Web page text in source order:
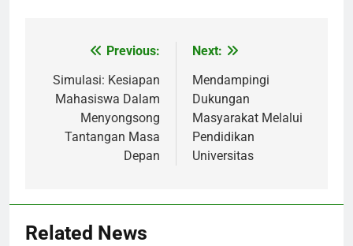
navigation
Previous:
Simulasi: Kesiapan
Mahasiswa Dalam
Menyongsong
Tantangan Masa
Depan
Next:
Mendampingi
Dukungan
Masyarakat Melalui
Pendidikan
Universitas
Related News